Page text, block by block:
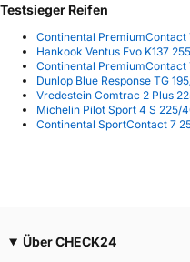
Testsieger Reifen
Continental PremiumContact
Hankook Ventus Evo K137
Continental PremiumContact
Dunlop Blue Response TG
Vredestein Comtrac 2 Plus
Michelin Pilot Sport 4 S 225/
Continental SportContact 7
Über CHECK24